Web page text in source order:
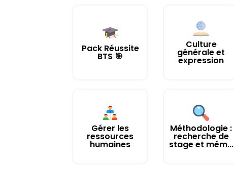
Pack Réussite
BTS 🎯
Culture
générale et
expression
Gérer les
ressources
humaines
Méthodologie :
recherche de
stage et mém...